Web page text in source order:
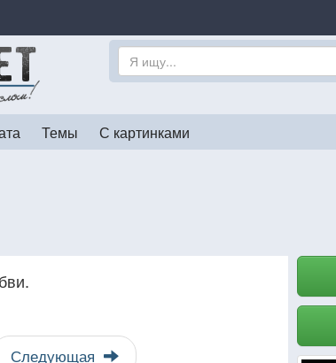
Темы С картинками
Следующая